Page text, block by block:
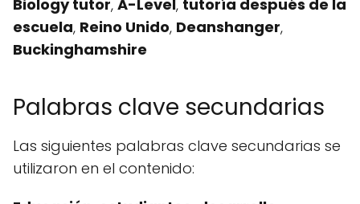
Biology tutor, A-Level, tutoría después de la
escuela, Reino Unido, Deanshanger,
Buckinghamshire
Palabras clave secundarias
Las siguientes palabras clave secundarias se
utilizaron en el contenido: